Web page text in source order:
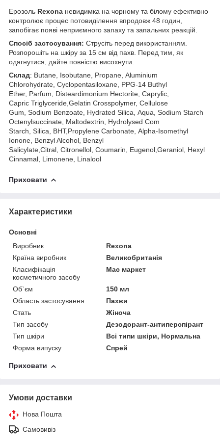
Ерозоль Rexona невидимка на чорному та білому ефективно
контролює процес потовиділення впродовж 48 годин,
запобігає появі неприємного запаху та запальних реакцій.
Спосіб застосування: Струсіть перед використанням.
Розпорошіть на шкіру за 15 см від пахв. Перед тим, як
одягнутися, дайте повністю висохнути.
Склад: Butane, Isobutane, Propane, Aluminium
Chlorohydrate, Cyclopentasiloxane, PPG-14 Buthyl
Ether, Parfum, Disteardimonium Hectorite, Caprylic,
Capric Triglyceride,Gelatin Crosspolymer, Cellulose
Gum, Sodium Benzoate, Hydrated Silica, Aqua, Sodium Starch
Octenylsuccinate, Maltodextrin, Hydrolysed Com
Starch, Silica, BHT,Propylene Carbonate, Alpha-Isomethyl
Ionone, Benzyl Alcohol, Benzyl
Salicylate,Citral, Citronellol, Coumarin, Eugenol,Geraniol, Hexyl
Cinnamal, Limonene, Linalool
Приховати
Характеристики
Основні
Виробник
Rexona
Країна виробник
Великобританія
Класифікація
косметичного засобу
Мас маркет
Об`єм
150 мл
Область застосування
Пахви
Стать
Жіноча
Тип засобу
Дезодорант-антиперспірант
Тип шкіри
Всі типи шкіри, Нормальна
Форма випуску
Спрей
Приховати
Умови доставки
Нова Пошта
Самовивіз